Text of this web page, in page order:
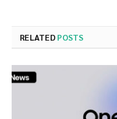
RELATED POSTS